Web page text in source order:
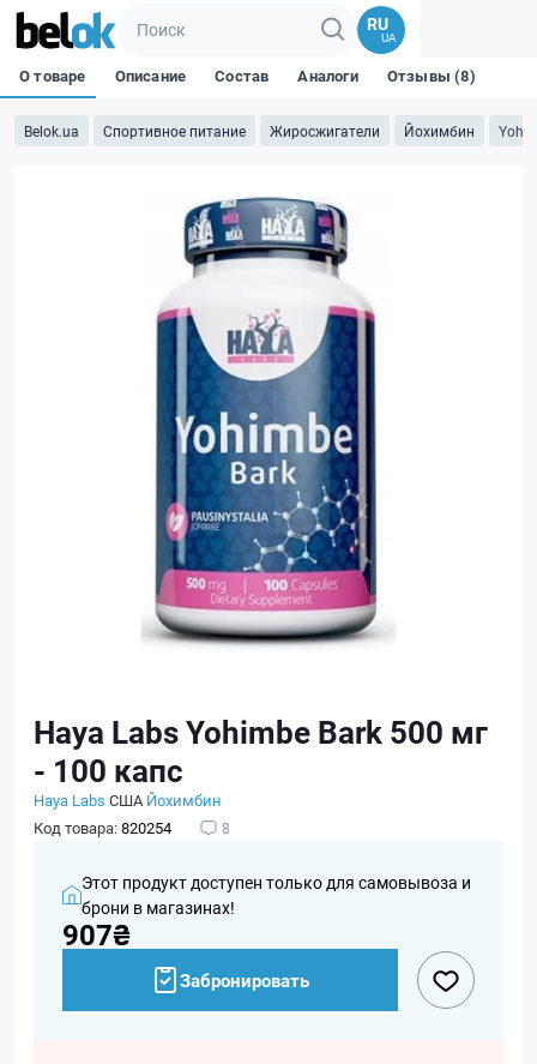
RU
UA
Belok.ua Спортивное питание Жиросжигатели Йохимбин
О товаре Описание Состав Аналоги Отзывы (8)
Haya Labs Yohimbe Bark 500 мг
- 100 капс
Haya Labs США Йохимбин
Код товара:820254 8
Этот продукт доступен только для самовывоза и
брони в магазинах!
907₴
Забронировать